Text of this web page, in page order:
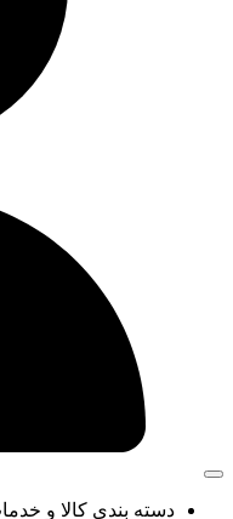
کالا و خدمات